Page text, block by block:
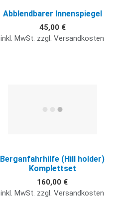
Abblendbarer Innenspiegel
45,00 €
inkl. MwSt. zzgl. Versandkosten
Berganfahrhilfe (Hill holder)
Komplettset
160,00 €
inkl. MwSt. zzgl. Versandkosten